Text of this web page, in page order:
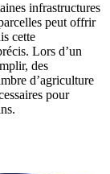
infrastructures
peut offrir
cette
Lors d’un
des
d’agriculture
pour